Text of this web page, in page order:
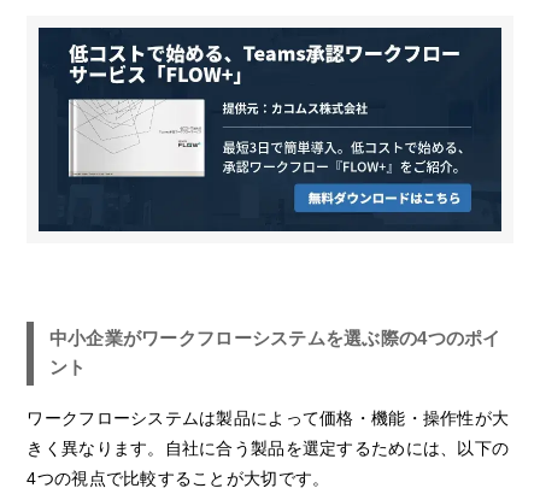
中小企業がワークフローシステムを選ぶ際の4つのポイ
ント
ワークフローシステムは製品によって価格・機能・操作性が大
きく異なります。自社に合う製品を選定するためには、以下の
4つの視点で比較することが大切です。